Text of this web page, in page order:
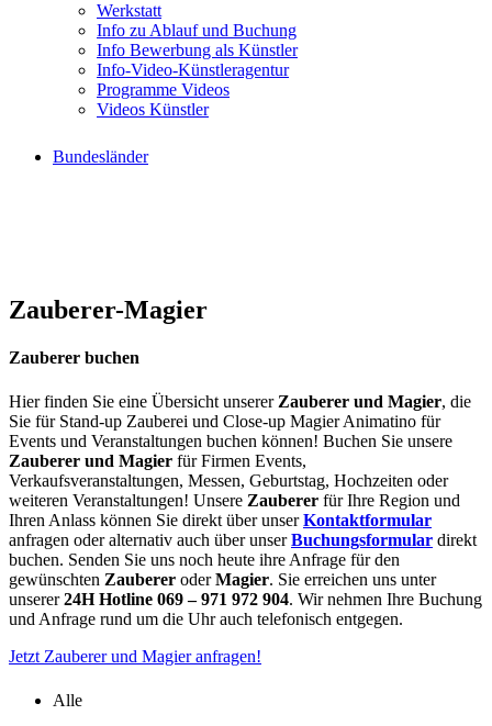
Werkstatt
Info zu Ablauf und Buchung
Info Bewerbung als Künstler
Info-Video-Künstleragentur
Programme Videos
Videos Künstler
Bundesländer
Zauberer-Magier
Zauberer buchen
Hier finden Sie eine Übersicht unserer Zauberer und Magier, die
Sie für Stand-up Zauberei und Close-up Magier Animatino für
Events und Veranstaltungen buchen können! Buchen Sie unsere
Zauberer und Magier für Firmen Events,
Verkaufsveranstaltungen, Messen, Geburtstag, Hochzeiten oder
weiteren Veranstaltungen! Unsere Zauberer für Ihre Region und
Ihren Anlass können Sie direkt über unserKontaktformular
anfragen oder alternativ auch über unserBuchungsformular direkt
buchen. Senden Sie uns noch heute ihre Anfrage für den
gewünschten Zauberer oderMagier. Sie erreichen uns unter
unserer24H Hotline 069 – 971 972 904. Wir nehmen Ihre Buchung
und Anfrage rund um die Uhr auch telefonisch entgegen.
Jetzt Zauberer und Magier anfragen!
Alle